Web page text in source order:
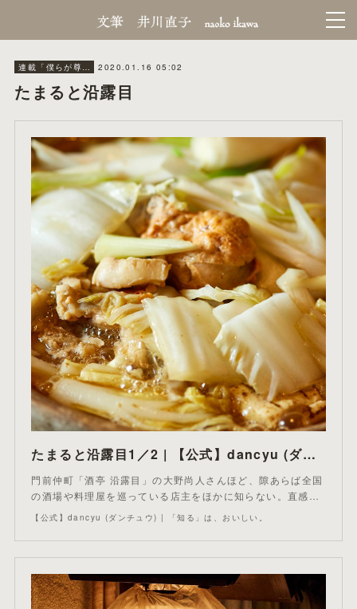
連載「僕らが尊敬する昭和next. 2020.01.16 05:02
たまると沿露目
たまると沿露目1／2 | 【公式】dancyu (ダンチュウ)
門前仲町「酒亭 沿露目」の大野尚人さんほど、隙あらば全国
の酒場や料理屋を巡っている店主をほかに知らない。直感…
【公式】dancyu (ダンチュウ) | 「知る」は、おいしい。